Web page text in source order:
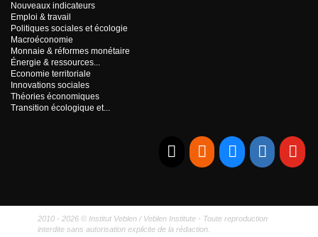
Nouveaux indicateurs
Emploi & travail
Politiques sociales et écologie
Macroéconomie
Monnaie & réformes monétaire
Énergie & ressources...
Economie territoriale
Innovations sociales
Théories économiques
Transition écologique et...
2010 - 2026 © Institut Veblen / Veblen Institute - Toute reproduction
interdite sans autorisation explicite de la rédaction.